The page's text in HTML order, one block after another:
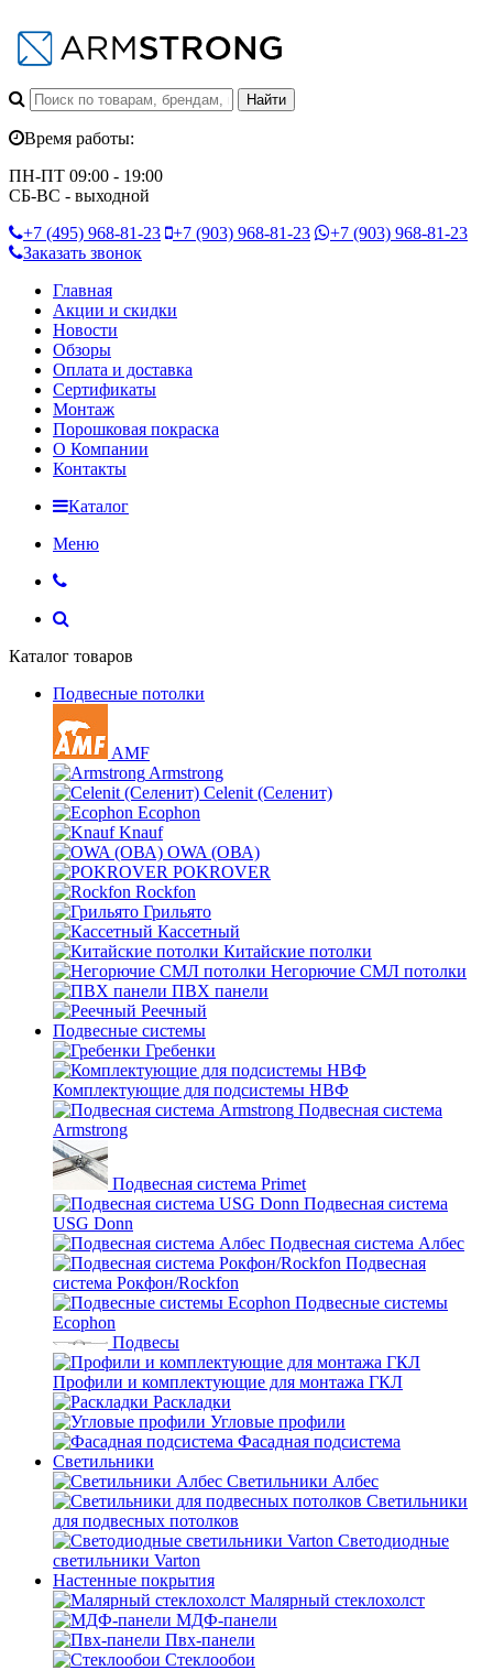
Время работы:
ПН-ПТ 09:00 - 19:00
СБ-ВС - выходной
+7 (495) 968-81-23 +7 (903) 968-81-23 +7 (903) 968-81-23
Заказать звонок
Главная
Акции и скидки
Новости
Обзоры
Оплата и доставка
Сертификаты
Монтаж
Порошковая покраска
О Компании
Контакты
Каталог
Меню
Каталог товаров
Подвесные потолки
AMF
Armstrong
Celenit (Селенит)
Ecophon
Knauf
OWA (ОВА)
POKROVER
Rockfon
Грильято
Кассетный
Китайские потолки
Негорючие СМЛ потолки
ПВХ панели
Реечный
Подвесные системы
Гребенки
Комплектующие для подсистемы НВФ
Подвесная система
Armstrong
Подвесная система Primet
Подвесная система
USG Donn
Подвесная система Албес
Подвесная
система Рокфон/Rockfon
Подвесные системы
Ecophon
Подвесы
Профили и комплектующие для монтажа ГКЛ
Раскладки
Угловые профили
Фасадная подсистема
Светильники
Светильники Албес
Светильники
для подвесных потолков
Светодиодные
светильники Varton
Настенные покрытия
Малярный стеклохолст
МДФ-панели
Пвх-панели
Стеклообои